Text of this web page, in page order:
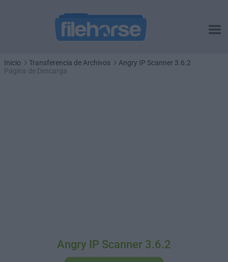
Inicio Transferencia de Archivos
Angry IP Scanner 3.6.2
Página de Descarga
Angry IP Scanner 3.6.2